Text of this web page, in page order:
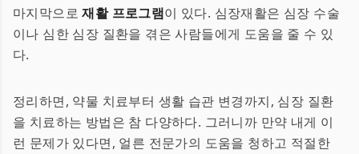
마지막으로재활 프로그램이 있다. 심장재활은 심장 수술
이나 심한 심장 질환을 겪은 사람들에게 도움을 줄 수 있
다.
정리하면, 약물 치료부터 생활 습관 변경까지, 심장 질환
을 치료하는 방법은 참 다양하다. 그러니까 만약 내게 이
런 문제가 있다면, 얼른 전문가의 도움을 청하고 적절한